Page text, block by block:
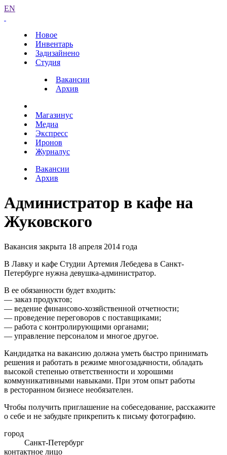
EN
Новое
Инвентарь
Задизайнено
Студия
Вакансии
Архив
Магазинус
Медиа
Экспресс
Иронов
Журналус
Вакансии
Архив
Администратор в кафе на
Жуковского
Вакансия закрыта 18 апреля 2014 года
В Лавку и кафе Студии Артемия Лебедева в Санкт-
Петербурге нужна девушка-администратор.
В ее обязанности будет входить:
— заказ продуктов;
— ведение финансово-хозяйственной отчетности;
— проведение переговоров с поставщиками;
— работа с контролирующими органами;
— управление персоналом и многое другое.
Кандидатка на вакансию должна уметь быстро принимать
решения и работать в режиме многозадачности, обладать
высокой степенью ответственности и хорошими
коммуникативными навыками. При этом опыт работы
в ресторанном бизнесе необязателен.
Чтобы получить приглашение на собеседование, расскажите
о себе и не забудьте прикрепить к письму фотографию.
город
Санкт-Петербург
контактное лицо